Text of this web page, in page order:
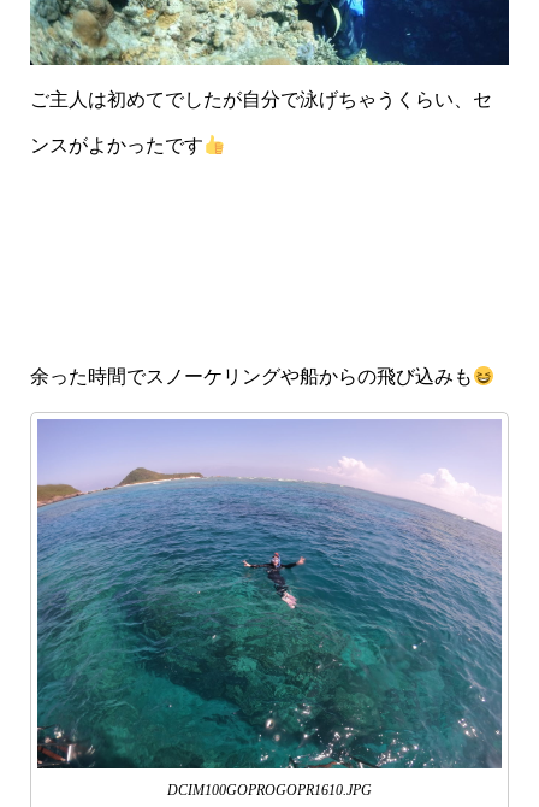
ご主人は初めてでしたが自分で泳げちゃうくらい、セ
ンスがよかったです
余った時間でスノーケリングや船からの飛び込みも
DCIM100GOPROGOPR1610.JPG